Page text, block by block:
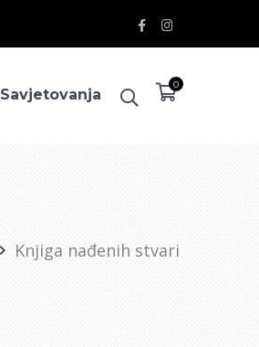
Facebook
Profile
Instagram
Profile
0
Savjetovanja
Knjiga nađenih stvari